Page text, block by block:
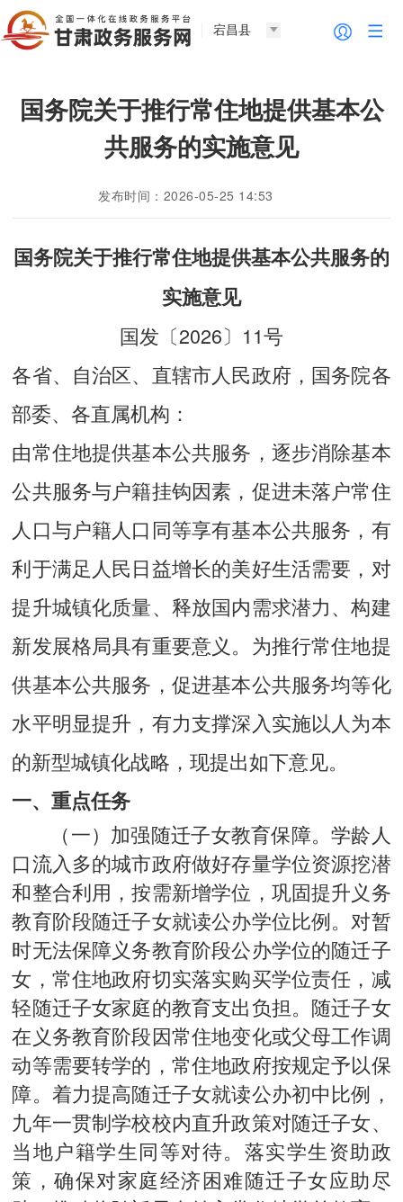
宕昌县
国务院关于推行常住地提供基本公
共服务的实施意见
发布时间：2026-05-25 14:53
国务院关于推行常住地提供基本公共服务的
实施意见
国发〔2026〕11号
各省、自治区、直辖市人民政府，国务院各
部委、各直属机构：
由常住地提供基本公共服务，逐步消除基本
公共服务与户籍挂钩因素，促进未落户常住
人口与户籍人口同等享有基本公共服务，有
利于满足人民日益增长的美好生活需要，对
提升城镇化质量、释放国内需求潜力、构建
新发展格局具有重要意义。为推行常住地提
供基本公共服务，促进基本公共服务均等化
水平明显提升，有力支撑深入实施以人为本
的新型城镇化战略，现提出如下意见。
一、重点任务
（一）加强随迁子女教育保障。学龄人
口流入多的城市政府做好存量学位资源挖潜
和整合利用，按需新增学位，巩固提升义务
教育阶段随迁子女就读公办学位比例。对暂
时无法保障义务教育阶段公办学位的随迁子
女，常住地政府切实落实购买学位责任，减
轻随迁子女家庭的教育支出负担。随迁子女
在义务教育阶段因常住地变化或父母工作调
动等需要转学的，常住地政府按规定予以保
障。着力提高随迁子女就读公办初中比例，
九年一贯制学校校内直升政策对随迁子女、
当地户籍学生同等对待。落实学生资助政
策，确保对家庭经济困难随迁子女应助尽